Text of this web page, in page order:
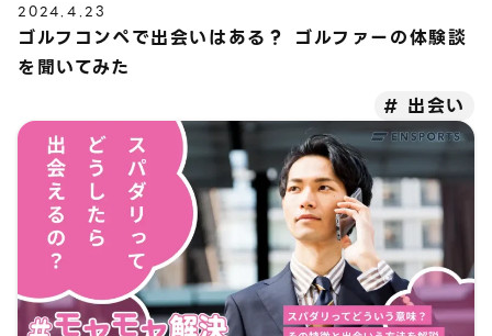
2024.4.23
ゴルフコンペで出会いはある？ ゴルファーの体験談
を聞いてみた
出会い